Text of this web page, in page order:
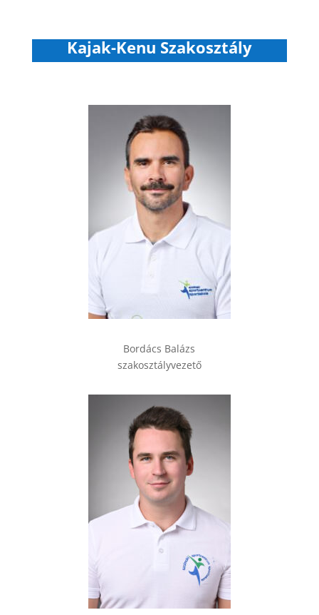
Kajak-Kenu Szakosztály
Bordács Balázs
szakosztályvezető